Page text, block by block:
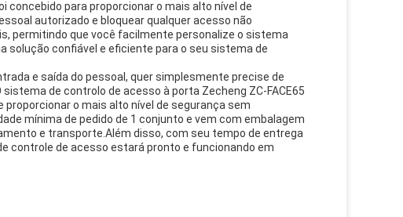
concebido para proporcionar o mais alto nível de
autorizado e bloquear qualquer acesso não
permitindo que você facilmente personalize o sistema
confiável e eficiente para o seu sistema de
e saída do pessoal, quer simplesmente precise de
de controlo de acesso à porta Zecheng ZC-FACE65
o mais alto nível de segurança sem
mínima de pedido de 1 conjunto e vem com embalagem
e transporte.Além disso, com seu tempo de entrega
controle de acesso estará pronto e funcionando em